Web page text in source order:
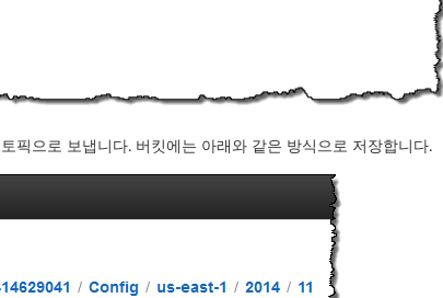
픽으로 보냅니다. 버킷에는 아래와 같은 방식으로 저장합니다.